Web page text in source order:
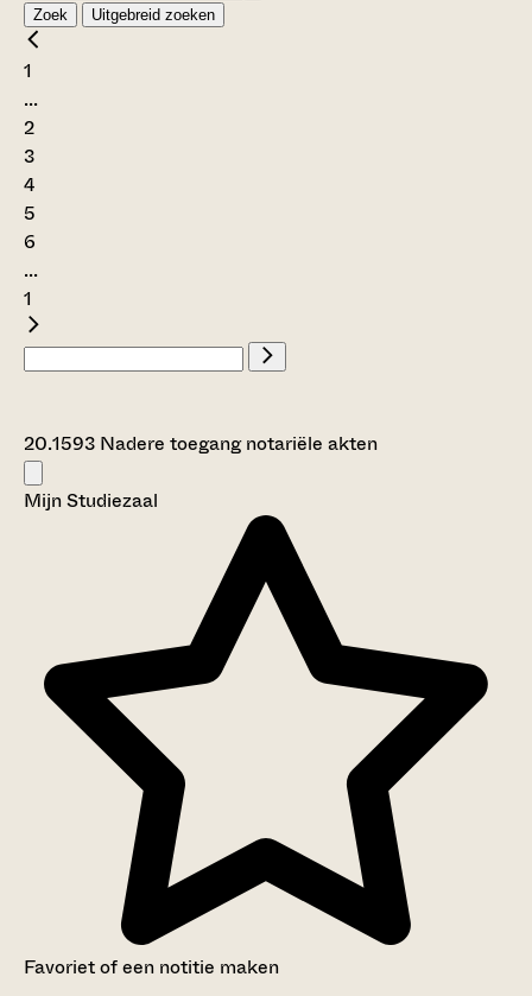
Zoek Uitgebreid zoeken
1
...
2
3
4
5
6
...
1
20.1593 Nadere toegang notariële akten
Mijn Studiezaal
Favoriet of een notitie maken